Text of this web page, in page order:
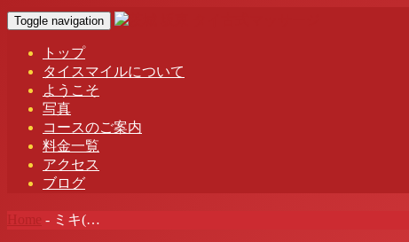
Toggle navigation
トップ
タイスマイルについて
ようこそ
写真
コースのご案内
料金一覧
アクセス
ブログ
Home - ミキ(…